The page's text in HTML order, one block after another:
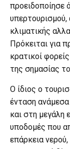
προειδοποίησε
υπερτουρισμού,
κλιματικής
Πρόκειται για
κρατικοί
της σημασίας
Ο ίδιος ο
ένταση ανάμεσα
και στη μεγάλη
υποδομές που
επάρκεια